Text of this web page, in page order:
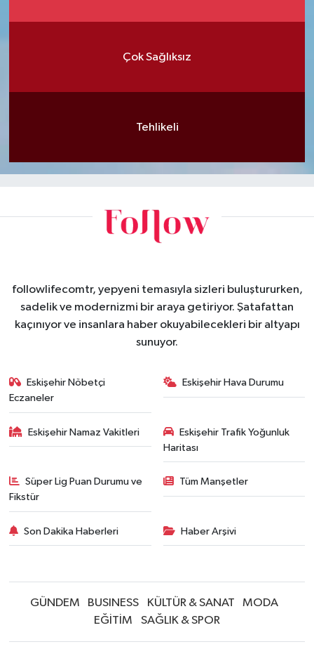
Çok Sağlıksız
Tehlikeli
followlifecomtr, yepyeni temasıyla sizleri buluştururken,
sadelik ve modernizmi bir araya getiriyor. Şatafattan
kaçınıyor ve insanlara haber okuyabilecekleri bir altyapı
sunuyor.
Eskişehir Nöbetçi
Eczaneler
Eskişehir Hava Durumu
Eskişehir Namaz Vakitleri
Eskişehir Trafik Yoğunluk
Haritası
Süper Lig Puan Durumu ve
Fikstür
Tüm Manşetler
Son Dakika Haberleri Haber Arşivi
GÜNDEM BUSINESS KÜLTÜR & SANAT
MODA
EĞİTİM
SAĞLIK & SPOR